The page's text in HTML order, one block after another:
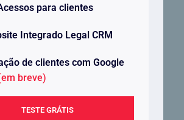
para clientes
Integrado Legal CRM
de clientes com Google
breve)
TESTE GRÁTIS